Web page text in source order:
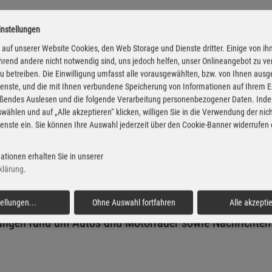
der 320-Watt-Hifi-Anlage im Ceed mit ihren
sperrt die Ohren auf und blickt hinter die
Wuttke im Fahrbericht den Toyota RAV4
ein Praxisverbrauch von rund sechs Litern
ZF bei seinem „Technology Day“. Dazu gehören
sowie neue integrierte Systemlösungen für
rund um Autos und Motorräder sowie
unserer Website Cookies, den Web Storage und Dienste dritter. Einige von
andere nicht notwendig sind, uns jedoch helfen, unser Onlineangebot zu
betreiben. Die Einwilligung umfasst alle vorausgewählten, bzw. von Ihnen
und die mit Ihnen verbundene Speicherung von Informationen auf Ihrem
Auslesen und die folgende Verarbeitung personenbezogener Daten.
und auf „Alle akzeptieren“ klicken, willigen Sie in die Verwendung der
ein. Sie können Ihre Auswahl jederzeit über den Cookie-Banner widerrufen
erhalten Sie in unserer
.
... Ohne Auswahl fortfahren Alle